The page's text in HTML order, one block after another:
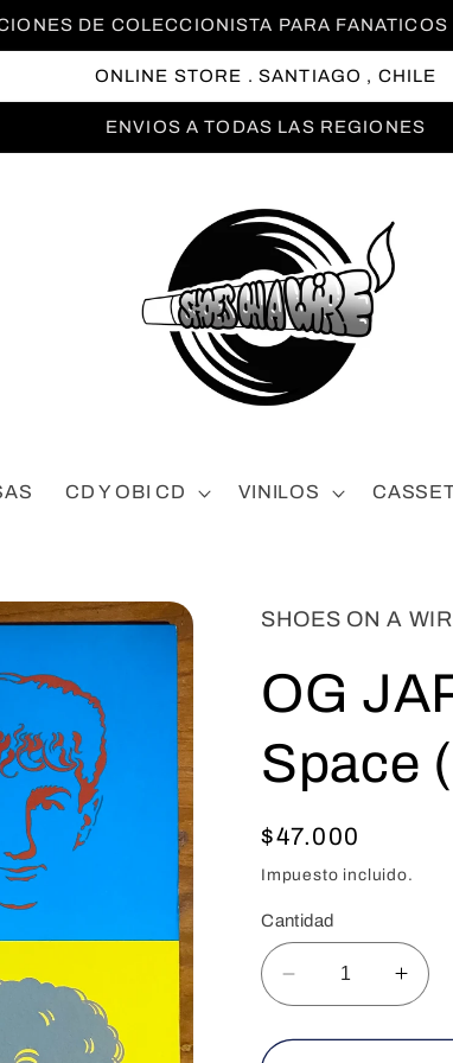
DE COLECCIONISTA PARA
ONLINE STORE . SANTIAGO , CHILE
ENVIOS A TODAS LAS REGIONES
CD Y OBI CD VINILOS
SHOES ON A
OG
Space
Precio
habitual
$47.000
Impuesto incluido.
Cantidad
Reducir
cantidad
para
para